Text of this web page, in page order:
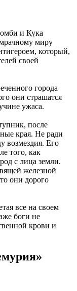
и Кука
миру
который,
своей
города
они страшатся
ужаса.
после
края. Не ради
возмездия. Его
того, как
с лица земли.
железной
они дорого
все на своем
боги не
крови и